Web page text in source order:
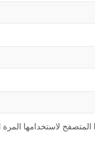
لاستخدامها المرة